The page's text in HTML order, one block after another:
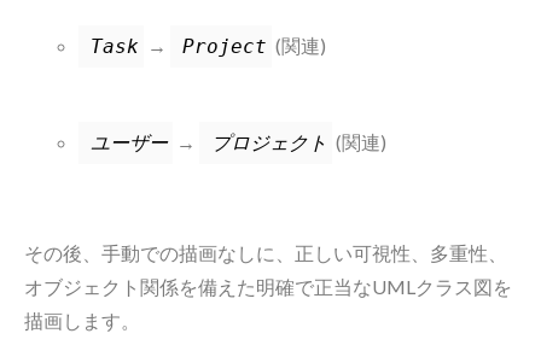
Task → Project (関連)
ユーザー → プロジェクト (関連)
その後、手動での描画なしに、正しい可視性、多重性、
オブジェクト関係を備えた明確で正当なUMLクラス図を
描画します。